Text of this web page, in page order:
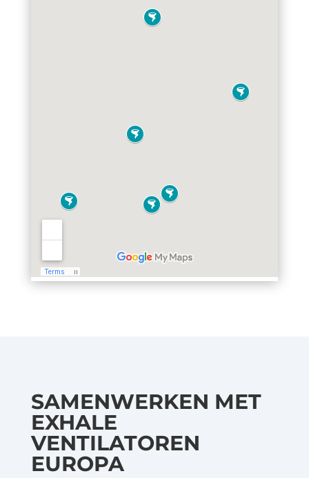
SAMENWERKEN MET
EXHALE
VENTILATOREN
EUROPA